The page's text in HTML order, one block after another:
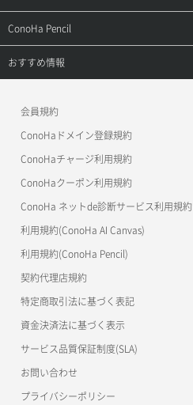
よくある質問
APIドキュメントVPS2.0
APIドキュメントVPS3.0
APIドキュメントVPS2.0
APIドキュメントVPS3.0
ご利用ガイド
サポートトップ
ご利用ガイド
ConoHa Pencil
サポートトップ
おすすめ情報
美雲このは徹底ガイド
会員規約
ConoHaドメイン登録規約
ConoHaチャージ利用規約
ConoHaクーポン利用規約
ConoHa ネットde診断サービス利用規約
利用規約(ConoHa AI Canvas)
利用規約(ConoHa Pencil)
契約代理店規約
特定商取引法に基づく表記
資金決済法に基づく表示
サービス品質保証制度(SLA)
お問い合わせ
プライバシーポリシー